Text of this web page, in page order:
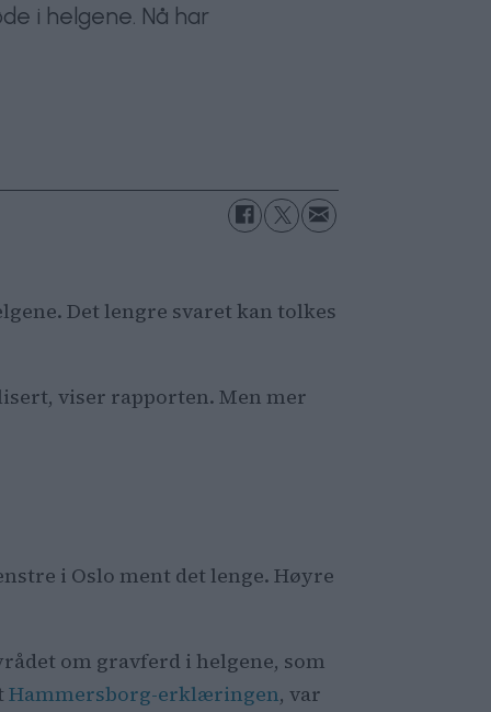
i helgene. Nå har
Det lengre svaret kan tolkes
viser rapporten. Men mer
i Oslo ment det lenge. Høyre
om gravferd i helgene, som
Hammersborg-erklæringen, var